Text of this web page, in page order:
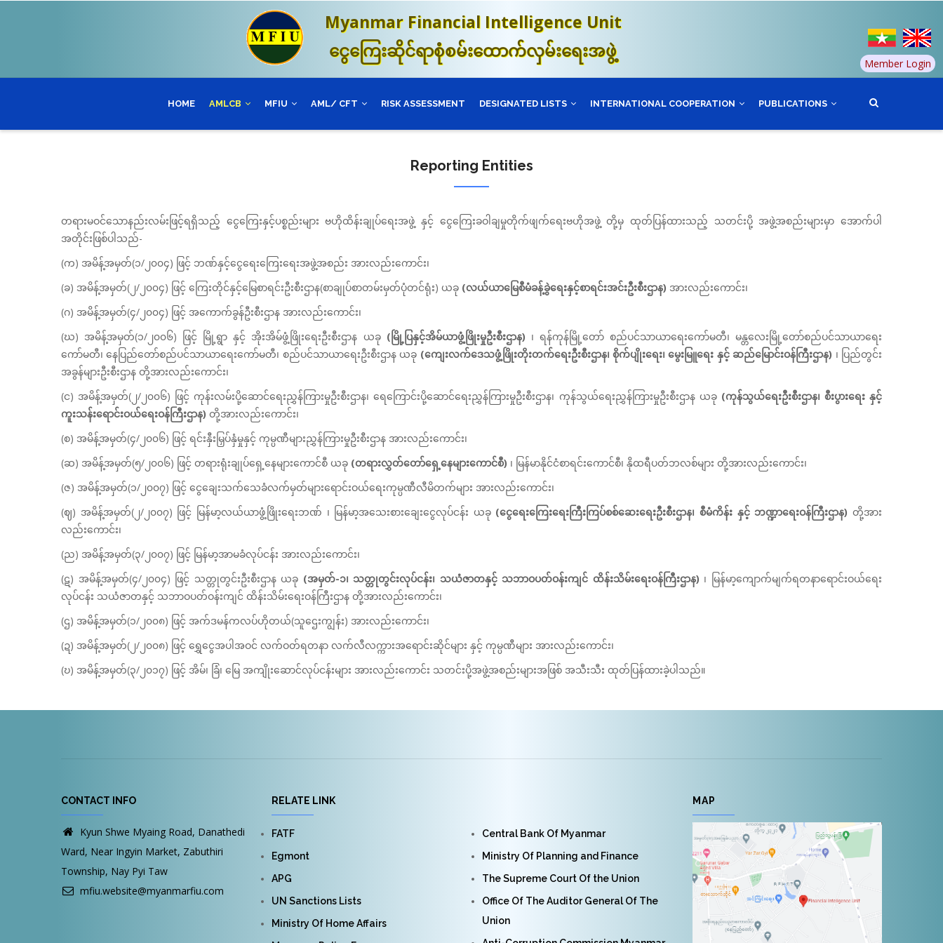
Myanmar Financial Intelligence Unit
ငွေကြေးဆိုင်ရာစုံစမ်းထောက်လှမ်းရေးအဖွဲ့
Member Login
HOME AMLCB MFIU AML/ CFT RISK ASSESSMENT DESIGNATED LISTS INTERNATIONAL COOPERATION PUBLICATIONS
Reporting Entities
တရားမဝင်သောနည်းလမ်းဖြင့်ရရှိသည့် ငွေကြေးနှင့်ပစ္စည်းများ ဗဟိုထိန်းချုပ်ရေးအဖွဲ့ နှင့် ငွေကြေးခဝါချမှုတိုက်ဖျက်ရေးဗဟိုအဖွဲ့ တို့မှ ထုတ်ပြန်ထားသည့် သတင်းပို့ အဖွဲ့အစည်းများမှာ အောက်ပါ
အတိုင်းဖြစ်ပါသည်-
(က) အမိန့်အမှတ်(၁/၂၀၀၄) ဖြင့် ဘဏ်နှင့်ငွေရေးကြေးရေးအဖွဲ့အစည်း အားလည်းကောင်း၊
(ခ) အမိန့်အမှတ်(၂/၂၀၀၄) ဖြင့် ကြေးတိုင်နှင့်မြေစာရင်းဦးစီးဌာန(စာချုပ်စာတမ်းမှတ်ပုံတင်ရုံး) ယခု (လယ်ယာမြေစီမံခန့်ခွဲရေးနှင့်စာရင်းအင်းဦးစီးဌာန) အားလည်းကောင်း၊
(ဂ) အမိန့်အမှတ်(၄/၂၀၀၄) ဖြင့် အကောက်ခွန်ဦးစီးဌာန အားလည်းကောင်း၊
(ဃ) အမိန့်အမှတ်(၁/၂၀၀၆) ဖြင့် မြို့ရွာ နှင့် အိုးအိမ်ဖွံ့ဖြိုးရေးဦးစီးဌာန ယခု (မြို့ပြနှင့်အိမ်ယာဖွံ့ဖြိုးမှုဦးစီးဌာန) ၊ ရန်ကုန်မြို့တော် စည်ပင်သာယာရေးကော်မတီ၊ မန္တလေးမြို့တော်စည်ပင်သာယာရေး
ကော်မတီ၊ နေပြည်တော်စည်ပင်သာယာရေးကော်မတီ၊ စည်ပင်သာယာရေးဦးစီးဌာန ယခု (ကျေးလက်ဒေသဖွံ့ဖြိုးတိုးတက်ရေးဦးစီးဌာန၊ စိုက်ပျိုးရေး၊ မွေးမြူရေး နှင့် ဆည်မြောင်းဝန်ကြီးဌာန) ၊ ပြည်တွင်း
အခွန်များဦးစီးဌာန တို့အားလည်းကောင်း၊
(င) အမိန့်အမှတ်(၂/၂၀၀၆) ဖြင့် ကုန်းလမ်းပို့ဆောင်ရေးညွှန်ကြားမှုဦးစီးဌာန၊ ရေကြောင်းပို့ဆောင်ရေးညွှန်ကြားမှုဦးစီးဌာန၊ ကုန်သွယ်ရေးညွှန်ကြားမှုဦးစီးဌာန ယခု (ကုန်သွယ်ရေးဦးစီးဌာန၊ စီးပွားရေး နှင့်
ကူးသန်းရောင်းဝယ်ရေးဝန်ကြီးဌာန) တို့အားလည်းကောင်း၊
(စ) အမိန့်အမှတ်(၄/၂၀၀၆) ဖြင့် ရင်းနှီးမြှပ်နှံမှုနှင့် ကုမ္ပဏီများညွှန်ကြားမှုဦးစီးဌာန အားလည်းကောင်း၊
(ဆ) အမိန့်အမှတ်(၅/၂၀၀၆) ဖြင့် တရားရုံးချုပ်ရှေ့နေများကောင်စီ ယခု (တရားလွှတ်တော်ရှေ့နေများကောင်စီ) ၊ မြန်မာနိုင်ငံစာရင်းကောင်စီ၊ နိုထရီပတ်ဘလစ်များ တို့အားလည်းကောင်း၊
(ဇ) အမိန့်အမှတ်(၁/၂၀၀၇) ဖြင့် ငွေချေးသက်သေခံလက်မှတ်များရောင်းဝယ်ရေးကုမ္ပဏီလီမိတက်များ အားလည်းကောင်း၊
(ဈ) အမိန့်အမှတ်(၂/၂၀၀၇) ဖြင့် မြန်မာ့လယ်ယာဖွံ့ဖြိုးရေးဘဏ် ၊ မြန်မာ့အသေးစားချေးငွေလုပ်ငန်း ယခု (ငွေရေးကြေးရေးကြီးကြပ်စစ်ဆေးရေးဦးစီးဌာန၊ စီမံကိန်း နှင့် ဘဏ္ဍာရေးဝန်ကြီးဌာန)တို့အား
လည်းကောင်း၊
(ည) အမိန့်အမှတ်(၃/၂၀၀၇) ဖြင့် မြန်မာ့အာမခံလုပ်ငန်း အားလည်းကောင်း၊
(ဋ) အမိန့်အမှတ်(၄/၂၀၀၄) ဖြင့် သတ္တုတွင်းဦးစီးဌာန ယခု (အမှတ်-၁၊ သတ္တုတွင်းလုပ်ငန်း၊ သယံဇာတနှင့် သဘာဝပတ်ဝန်းကျင် ထိန်းသိမ်းရေးဝန်ကြီးဌာန) ၊ မြန်မာ့ကျောက်မျက်ရတနာရောင်းဝယ်ရေး
လုပ်ငန်း သယံဇာတနှင့် သဘာဝပတ်ဝန်းကျင် ထိန်းသိမ်းရေးဝန်ကြီးဌာန တို့အားလည်းကောင်း၊
(ဌ) အမိန့်အမှတ်(၁/၂၀၀၈) ဖြင့် အက်ဒမန်ကလပ်ဟိုတယ်(သူဌေးကျွန်း) အားလည်းကောင်း၊
(ဍ) အမိန့်အမှတ်(၂/၂၀၀၈) ဖြင့် ရွှေငွေအပါအဝင် လက်ဝတ်ရတနာ လက်လီလက္ကားအရောင်းဆိုင်များ နှင့် ကုမ္ပဏီများ အားလည်းကောင်း၊
(ဎ) အမိန့်အမှတ်(၃/၂၀၁၇) ဖြင့် အိမ်၊ ခြံ၊ မြေ အကျိုးဆောင်လုပ်ငန်းများ အားလည်းကောင်း သတင်းပို့အဖွဲ့အစည်းများအဖြစ် အသီးသီး ထုတ်ပြန်ထားခဲ့ပါသည်။
CONTACT INFO
Kyun Shwe Myaing Road, Danathedi
Ward, Near Ingyin Market, Zabuthiri
Township, Nay Pyi Taw
mfiu.website@myanmarfiu.com
RELATE LINK
FATF
Egmont
APG
UN Sanctions Lists
Ministry Of Home Affairs
Central Bank Of Myanmar
Ministry Of Planning and Finance
The Supreme Court Of the Union
Office Of The Auditor General Of The
Union
MAP